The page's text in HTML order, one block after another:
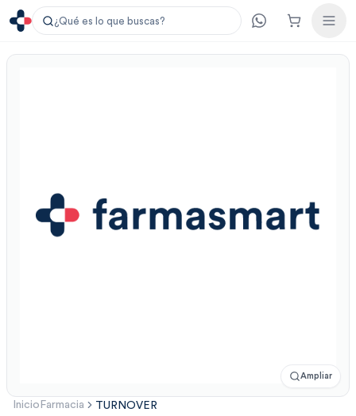
¿Qué es lo que buscas?
Ampliar
Inicio Farmacia TURNOVER